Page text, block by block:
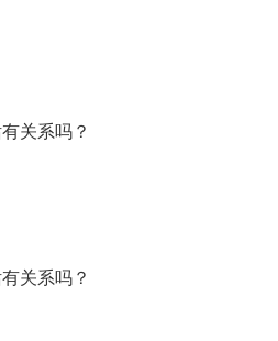
关系吗？
关系吗？